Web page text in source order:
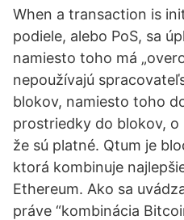
When a transaction is
podiele, alebo PoS, sa
namiesto toho má
nepoužívajú
blokov, namiesto toho
prostriedky do blokov,
že sú platné. Qtum je
ktorá kombinuje
Ethereum. Ako sa
práve “kombinácia